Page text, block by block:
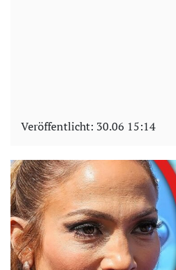
Veröffentlicht: 30.06 15:14